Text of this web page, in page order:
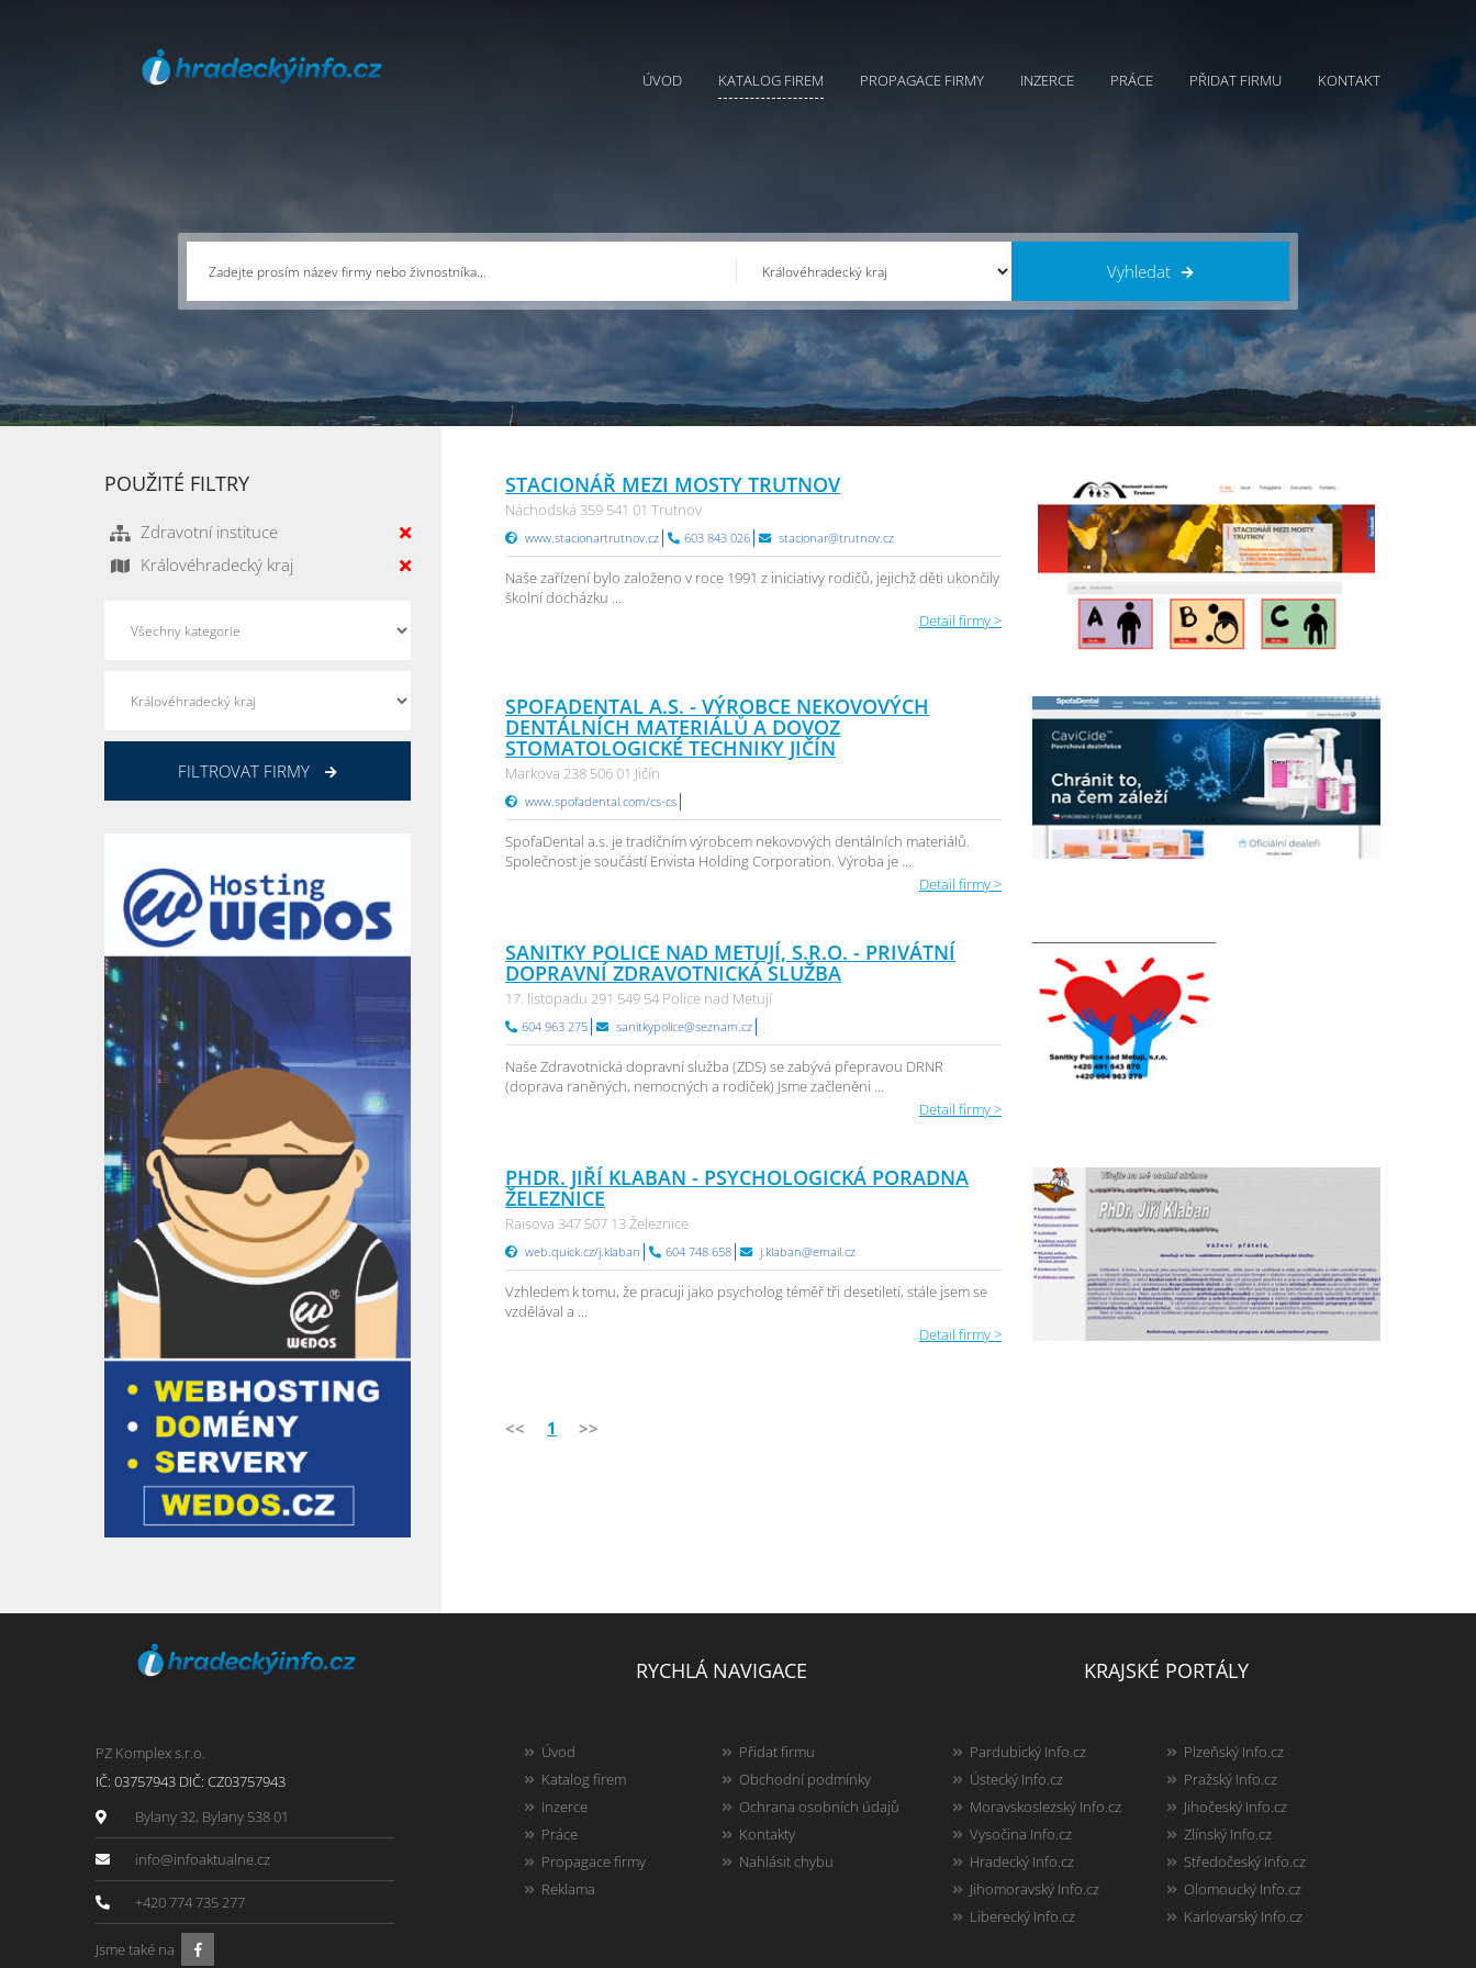
ÚVOD KATALOG FIREM PROPAGACE FIRMY INZERCE PRÁCE PŘIDAT FIRMU KONTAKT
Vyhledat
STACIONÁŘ MEZI MOSTY TRUTNOV
Náchodská 359 541 01 Trutnov
www.stacionartrutnov.cz 603 843 026 stacionar@trutnov.cz
Naše zařízení bylo založeno v roce 1991 z iniciativy rodičů, jejichž děti ukončily
školní docházku ...
Detail firmy >
SPOFADENTAL A.S. - VÝROBCE NEKOVOVÝCH
DENTÁLNÍCH MATERIÁLŮ A DOVOZ
STOMATOLOGICKÉ TECHNIKY JIČÍN
Markova 238 506 01 Jičín
www.spofadental.com/cs-cs
SpofaDental a.s. je tradičním výrobcem nekovových dentálních materiálů.
Společnost je součástí Envista Holding Corporation. Výroba je ...
Detail firmy >
SANITKY POLICE NAD METUJÍ, S.R.O. - PRIVÁTNÍ
DOPRAVNÍ ZDRAVOTNICKÁ SLUŽBA
17. listopadu 291 549 54 Police nad Metují
604 963 275 sanitkypolice@seznam.cz
Naše Zdravotnická dopravní služba (ZDS) se zabývá přepravou DRNR
(doprava raněných, nemocných a rodiček) Jsme začleněni ...
Detail firmy >
PHDR. JIŘÍ KLABAN - PSYCHOLOGICKÁ PORADNA
ŽELEZNICE
Raisova 347 507 13 Železnice
web.quick.cz/j.klaban 604 748 658 j.klaban@email.cz
Vzhledem k tomu, že pracuji jako psycholog téměř tři desetiletí, stále jsem se
vzdělával a ...
Detail firmy >
<< 1 >>
POUŽITÉ FILTRY
Zdravotní instituce
Královéhradecký kraj
FILTROVAT FIRMY
PZ Komplex s.r.o.
IČ: 03757943 DIČ: CZ03757943
Bylany 32, Bylany 538 01
info@infoaktualne.cz
+420 774 735 277
Jsme také na
RYCHLÁ NAVIGACE
Úvod
Katalog firem
Inzerce
Práce
Propagace firmy
Reklama
Přidat firmu
Obchodní podmínky
Ochrana osobních údajů
Kontakty
Nahlásit chybu
KRAJSKÉ PORTÁLY
Pardubický Info.cz
Ústecký Info.cz
Moravskoslezský Info.cz
Vysočina Info.cz
Hradecký Info.cz
Jihomoravský Info.cz
Liberecký Info.cz
Plzeňský Info.cz
Pražský Info.cz
Jihočeský Info.cz
Zlínský Info.cz
Středočeský Info.cz
Olomoucký Info.cz
Karlovarský Info.cz